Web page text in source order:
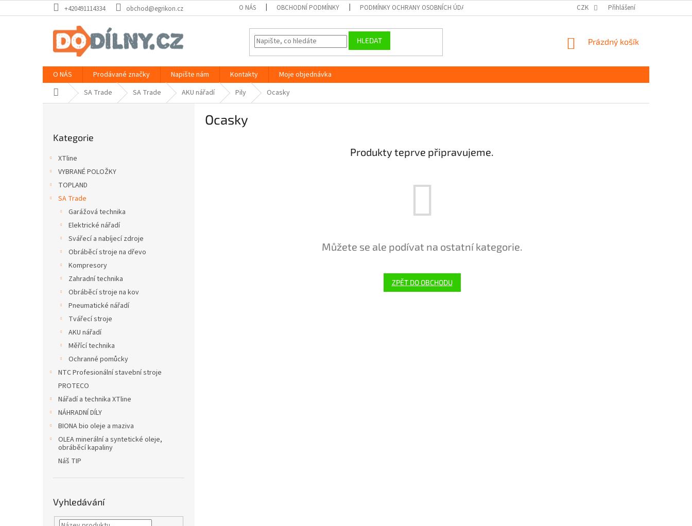
na
+420491114334 obchod@egrikon.cz O NÁS OBCHODNÍ PODMÍNKY PODMÍNKY OCHRANY OSOBNÍCH ÚDAJŮ GDPR CZK Přihlášení
HLEDAT
NÁKUPNÍ
Prázdný košík
O NÁS Prodávané značky Napište nám Kontakty
Moje objednávka
Domů SA Trade SA Trade AKU nářadí Pily Ocasky
kategorie
Kategorie
XTline
VYBRANÉ POLOŽKY
TOPLAND
SA Trade
Garážová technika
Elektrické nářadí
Svářecí a nabíjecí zdroje
Obráběcí stroje na dřevo
Kompresory
Zahradní technika
Obráběcí stroje na kov
Pneumatické nářadí
Tvářecí stroje
AKU nářadí
Měřící technika
Ochranné pomůcky
NTC Profesionální stavební stroje
PROTECO
Nářadí a technika XTline
NÁHRADNÍ DÍLY
BIONA bio oleje a maziva
OLEA minerální a syntetické oleje,
obráběcí kapaliny
Náš TIP
Vyhledávání
Ocasky
Produkty teprve připravujeme.
Můžete se ale podívat na ostatní kategorie.
ZPĚT DO OBCHODU